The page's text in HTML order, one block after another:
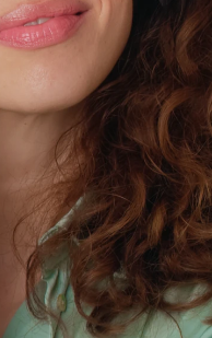
我的地址
我的订阅
繁體中文
预计送达日期 8/11/26
预计送达日期8/10/26
预计送达日期8/10/26
预计送达日期 8/13/26